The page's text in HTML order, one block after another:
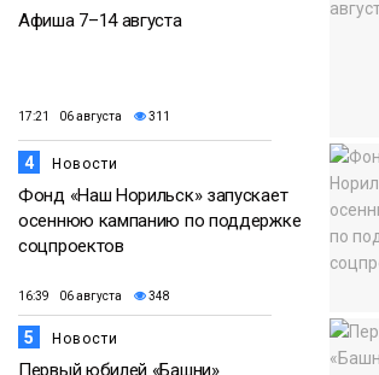
Афиша 7–14 августа
17:21 06 августа 311
4 Новости
Фонд «Наш Норильск» запускает
осеннюю кампанию по поддержке
соцпроектов
16:39 06 августа 348
5 Новости
Первый юбилей «Башни»